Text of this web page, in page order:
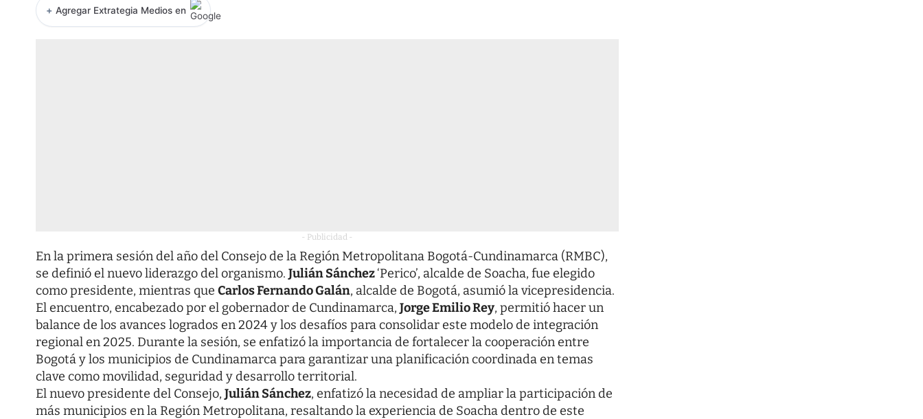
+ Agregar Extrategia Medios en
- Publicidad -
En la primera sesión del año del Consejo de la Región Metropolitana Bogotá-Cundinamarca (RMBC),
se definió el nuevo liderazgo del organismo. Julián Sánchez‘Perico’, alcalde de Soacha, fue elegido
como presidente, mientras que Carlos Fernando Galán, alcalde de Bogotá, asumió la vicepresidencia.
El encuentro, encabezado por el gobernador de Cundinamarca, Jorge Emilio Rey, permitió hacer un
balance de los avances logrados en 2024 y los desafíos para consolidar este modelo de integración
regional en 2025. Durante la sesión, se enfatizó la importancia de fortalecer la cooperación entre
Bogotá y los municipios de Cundinamarca para garantizar una planificación coordinada en temas
clave como movilidad, seguridad y desarrollo territorial.
El nuevo presidente del Consejo, Julián Sánchez, enfatizó la necesidad de ampliar la participación de
más municipios en la Región Metropolitana, resaltando la experiencia de Soacha dentro de este